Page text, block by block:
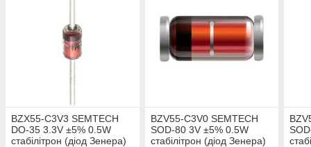
BZX55-C3V3 SEMTECH
DO-35 3.3V ±5% 0.5W
стабілітрон (діод Зенера)
BZV55-C3V0 SEMTECH
SOD-80 3V ±5% 0.5W
стабілітрон (діод Зенера)